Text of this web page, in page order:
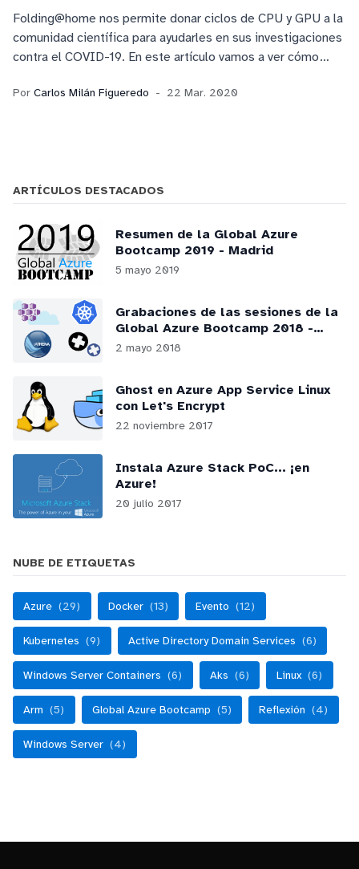
Folding@home nos permite donar ciclos de CPU y GPU a la
comunidad científica para ayudarles en sus investigaciones
contra el COVID-19. En este artículo vamos a ver cómo
computación con el que contamos.
Por Carlos Milán Figueredo 22 Mar. 2020
ARTÍCULOS DESTACADOS
Resumen de la Global Azure
Bootcamp 2019 - Madrid
5 mayo 2019
Grabaciones de las sesiones de la
Global Azure Bootcamp 2018 -
Madrid
2 mayo 2018
Ghost en Azure App Service Linux
con Let's Encrypt
22 noviembre 2017
Instala Azure Stack PoC... ¡en
Azure!
20 julio 2017
NUBE DE ETIQUETAS
Azure (29) Docker (13) Evento (12)
Kubernetes (9) Active Directory Domain Services (6)
Windows Server Containers (6) Aks (6) Linux (6)
Arm (5) Global Azure Bootcamp (5) Reflexión (4)
Windows Server (4)